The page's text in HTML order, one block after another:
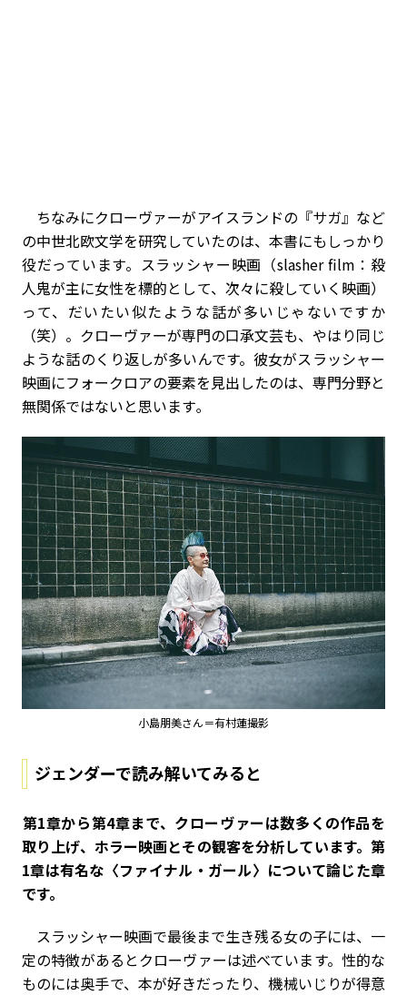
ちなみにクローヴァーがアイスランドの『サガ』など
の中世北欧文学を研究していたのは、本書にもしっかり
役だっています。スラッシャー映画（slasher film：殺
人鬼が主に女性を標的として、次々に殺していく映画）
って、だいたい似たような話が多いじゃないですか
（笑）。クローヴァーが専門の口承文芸も、やはり同じ
ような話のくり返しが多いんです。彼女がスラッシャー
映画にフォークロアの要素を見出したのは、専門分野と
無関係ではないと思います｡
小島朋美さん＝有村蓮撮影
ジェンダーで読み解いてみると
――第1章から第4章まで、クローヴァーは数多くの作品を
取り上げ、ホラー映画とその観客を分析しています。第
1章は有名な〈ファイナル・ガール〉について論じた章
です。
スラッシャー映画で最後まで生き残る女の子には、一
定の特徴があるとクローヴァーは述べています。性的な
ものには奥手で、本が好きだったり、機械いじりが得意